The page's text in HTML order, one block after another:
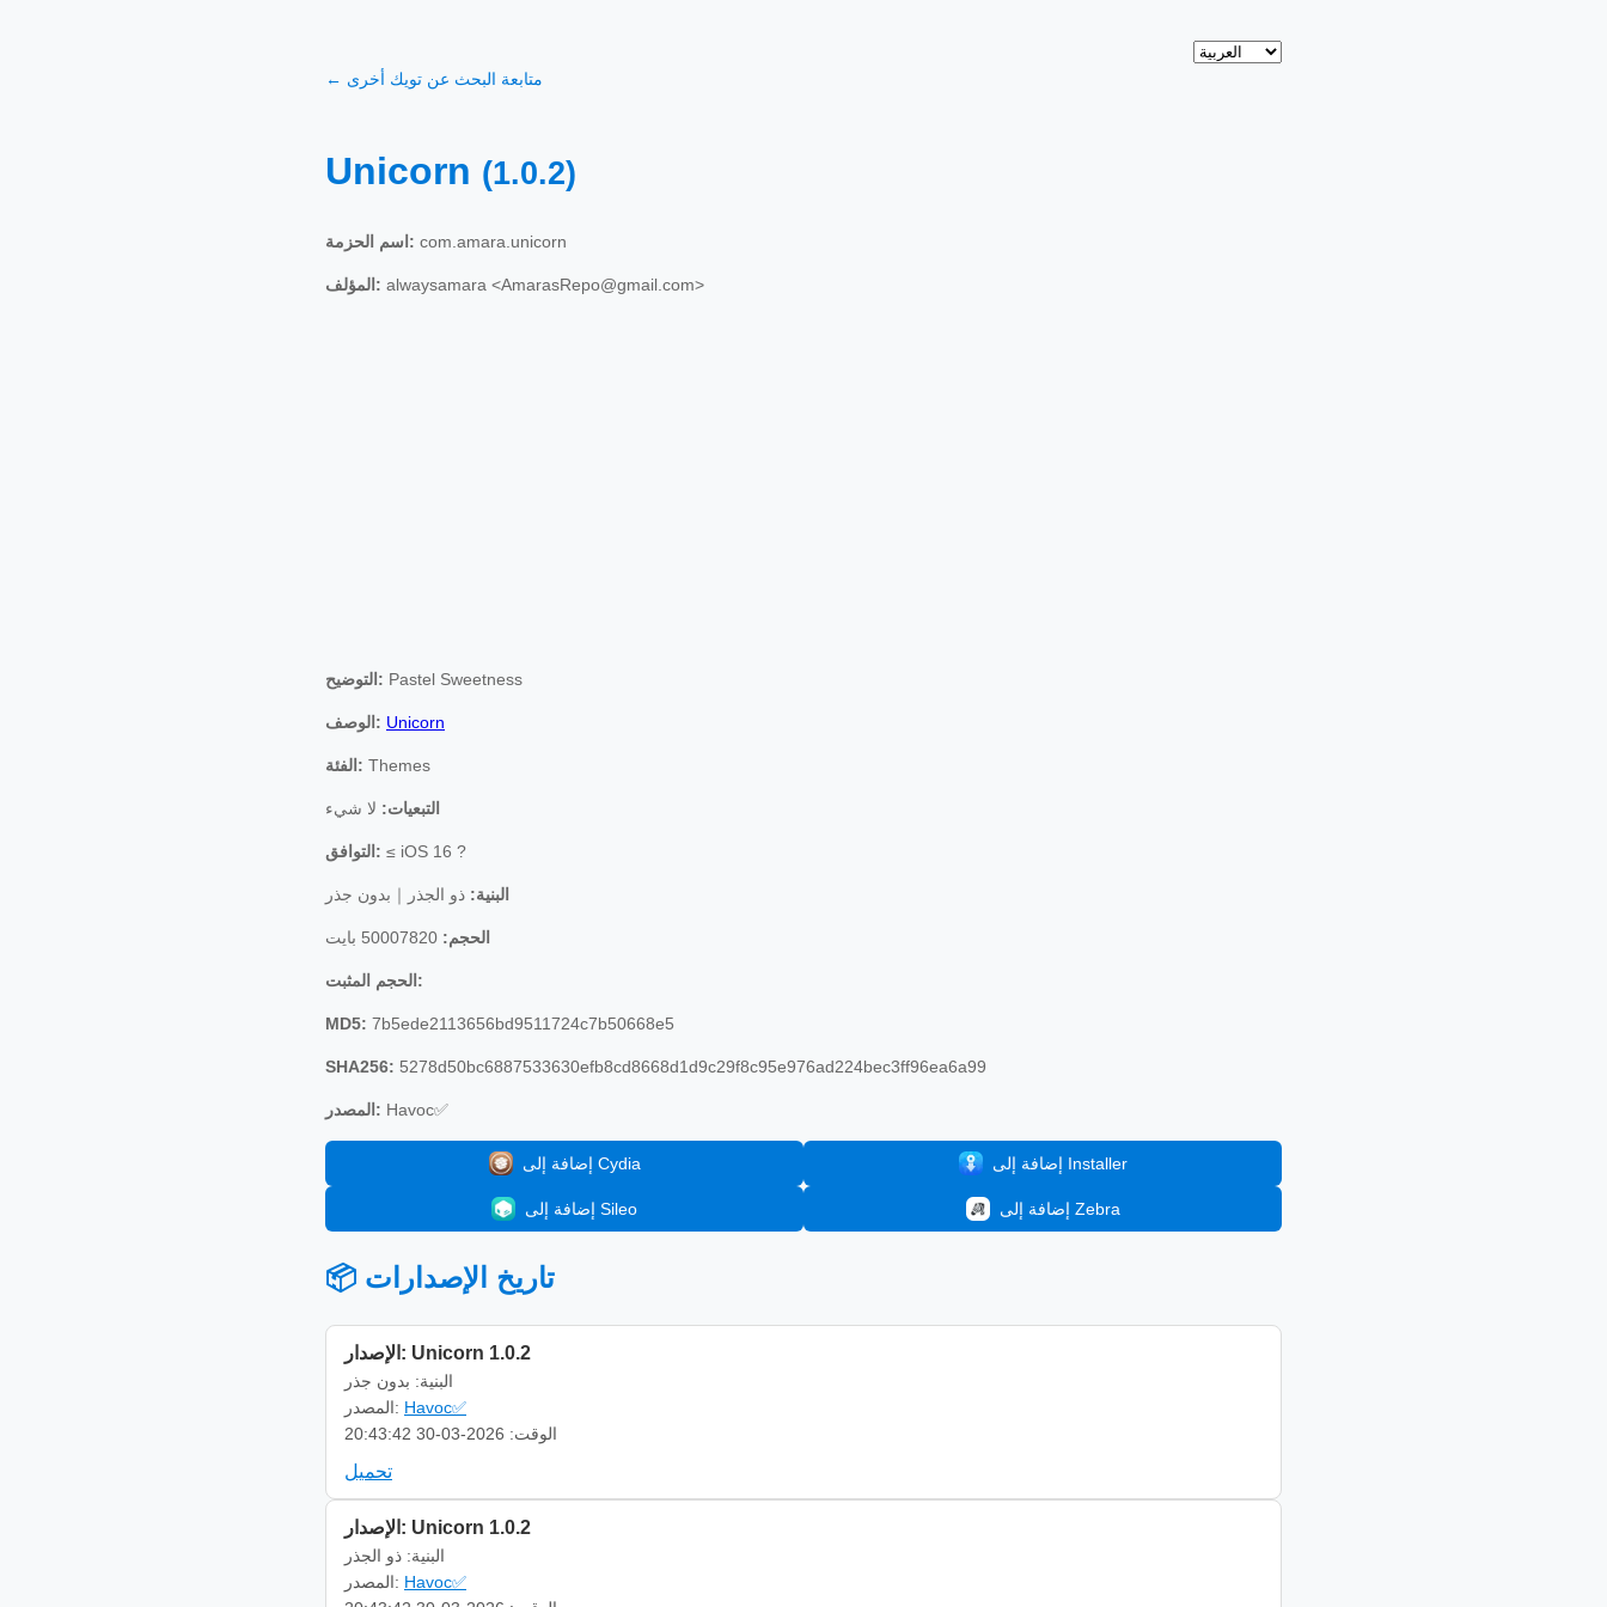
← متابعة البحث عن تويك أخرى
Unicorn (1.0.2)
اسم الحزمة: com.amara.unicorn
المؤلف: alwaysamara <AmarasRepo@gmail.com>
التوضيح: Pastel Sweetness
الوصف: Unicorn
الفئة: Themes
التبعيات: لا شيء
التوافق: ≤ iOS 16 ?
البنية: ذو الجذر｜بدون جذر
الحجم:
الحجم المثبت:
MD5: 7b5ede2113656bd9511724c7b50668e5
SHA256: 5278d50bc6887533630efb8cd8668d1d9c29f8c95e976ad224bec3ff96ea6a99
المصدر: Havoc✅
إضافة إلى Cydia إضافة إلى Installer
إضافة إلى Sileo إضافة إلى Zebra
📦 تاريخ الإصدارات
الإصدار: Unicorn 1.0.2
البنية: بدون جذر
المصدر: Havoc✅
الوقت: 2026-03-30 20:43:42
تحميل
الإصدار: Unicorn 1.0.2
البنية: ذو الجذر
المصدر: Havoc✅